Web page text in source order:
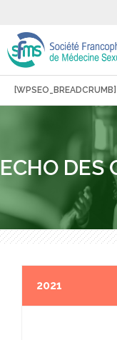
contenu
[WPSEO_BREADCRUMB]
ECHO DES
2021